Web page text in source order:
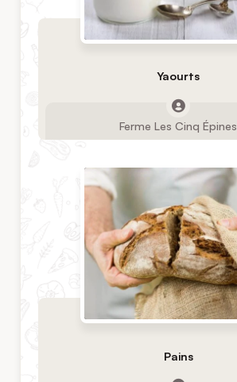
Yaourts
Ferme Les Cinq Épines
Pains